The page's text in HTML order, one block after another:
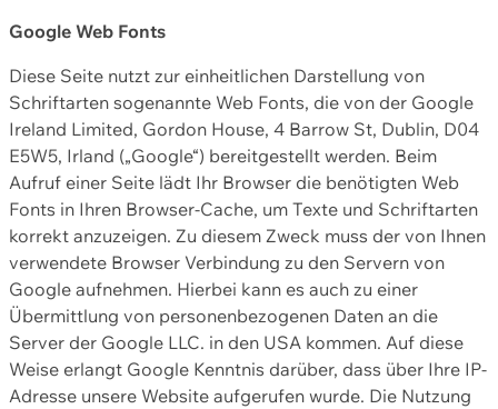
Google Web Fonts
Diese Seite nutzt zur einheitlichen Darstellung von
Schriftarten sogenannte Web Fonts, die von der Google
Ireland Limited, Gordon House, 4 Barrow St, Dublin, D04
E5W5, Irland („Google“) bereitgestellt werden. Beim
Aufruf einer Seite lädt Ihr Browser die benötigten Web
Fonts in Ihren Browser-Cache, um Texte und Schriftarten
korrekt anzuzeigen. Zu diesem Zweck muss der von Ihnen
verwendete Browser Verbindung zu den Servern von
Google aufnehmen. Hierbei kann es auch zu einer
Übermittlung von personenbezogenen Daten an die
Server der Google LLC. in den USA kommen. Auf diese
Weise erlangt Google Kenntnis darüber, dass über Ihre IP-
Adresse unsere Website aufgerufen wurde. Die Nutzung